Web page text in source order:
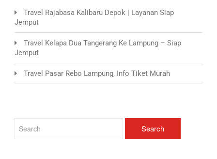
Travel Rajabasa Kalibaru Depok | Layanan Siap
Jemput
Travel Kelapa Dua Tangerang Ke Lampung – Siap
Jemput
Travel Pasar Rebo Lampung, Info Tiket Murah